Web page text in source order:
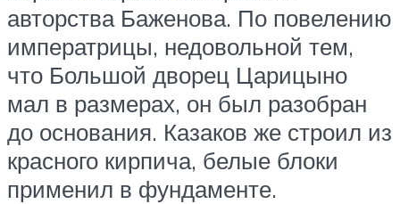
авторства Баженова. По повелению
императрицы, недовольной тем,
что Большой дворец Царицыно
мал в размерах, он был разобран
до основания. Казаков же строил из
красного кирпича, белые блоки
применил в фундаменте.